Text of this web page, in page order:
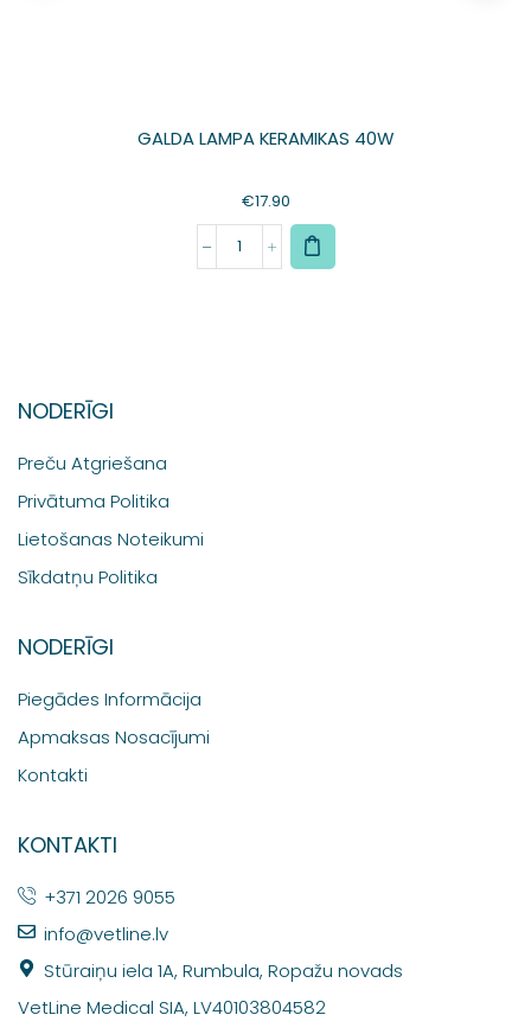
GALDA LAMPA KERAMIKAS 40W
€17.90
NODERĪGI
Preču Atgriešana
Privātuma Politika
Lietošanas Noteikumi
Sīkdatņu Politika
NODERĪGI
Piegādes Informācija
Apmaksas Nosacījumi
Kontakti
KONTAKTI
+371 2026 9055
info@vetline.lv
Stūraiņu iela 1A, Rumbula, Ropažu novads
VetLine Medical SIA, LV40103804582